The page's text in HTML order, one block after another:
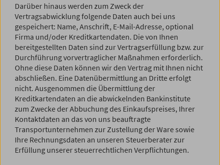
Darüber hinaus werden zum Zweck der
Vertragsabwicklung folgende Daten auch bei uns
gespeichert: Name, Anschrift, E-Mail-Adresse, optional
Firma und/oder Kreditkartendaten. Die von Ihnen
bereitgestellten Daten sind zur Vertragserfüllung bzw. zur
Durchführung vorvertraglicher Maßnahmen erforderlich.
Ohne diese Daten können wir den Vertrag mit Ihnen nicht
abschließen. Eine Datenübermittlung an Dritte erfolgt
nicht. Ausgenommen die Übermittlung der
Kreditkartendaten an die abwickelnden Bankinstitute
zum Zwecke der Abbuchung des Einkaufspreises, Ihrer
Kontaktdaten an das von uns beauftragte
Transportunternehmen zur Zustellung der Ware sowie
Ihre Rechnungsdaten an unseren Steuerberater zur
Erfüllung unserer steuerrechtlichen Verpflichtungen.